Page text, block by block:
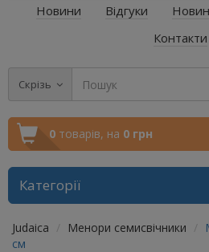
Новини Відгуки
Контакти
Скрізь
0 товарів, на 0 грн
Категорії
Judaica Менори семисвічники
см